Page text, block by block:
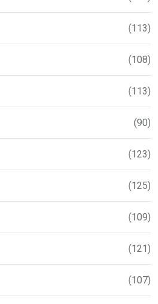
(113)
(108)
(113)
(90)
(123)
(125)
(109)
(121)
(107)